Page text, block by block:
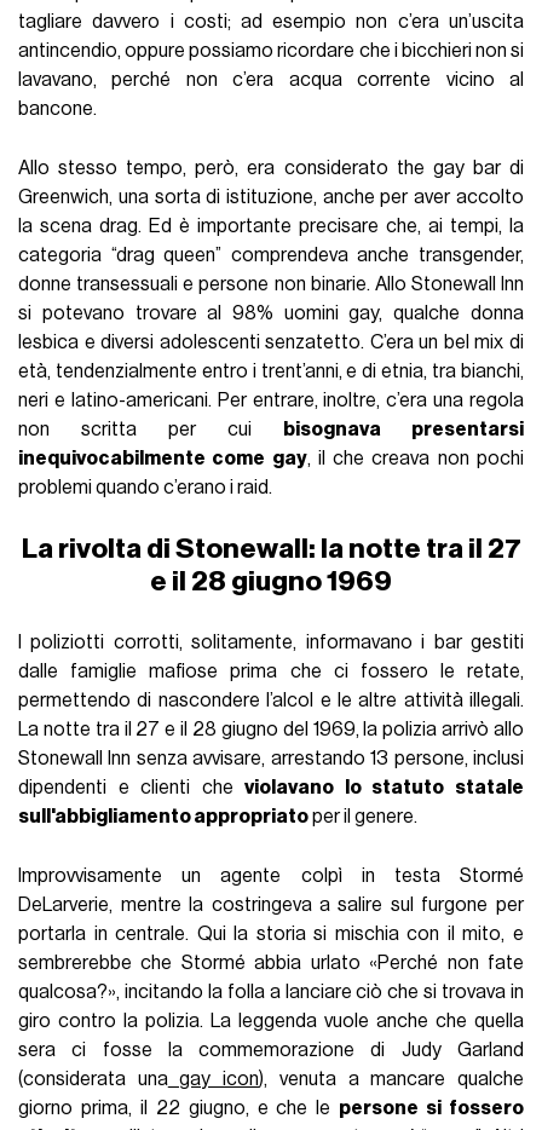
tagliare davvero i costi; ad esempio non c’era un’uscita
antincendio, oppure possiamo ricordare che i bicchieri non si
lavavano, perché non c’era acqua corrente vicino al
bancone.
Allo stesso tempo, però, era considerato the gay bar di
Greenwich, una sorta di istituzione, anche per aver accolto
la scena drag. Ed è importante precisare che, ai tempi, la
categoria “drag queen” comprendeva anche transgender,
donne transessuali e persone non binarie. Allo Stonewall Inn
si potevano trovare al 98% uomini gay, qualche donna
lesbica e diversi adolescenti senzatetto. C’era un bel mix di
età, tendenzialmente entro i trent’anni, e di etnia, tra bianchi,
neri e latino-americani. Per entrare, inoltre, c’era una regola
non scritta per cui
bisognava presentarsi
inequivocabilmente come gay, il che creava non pochi
problemi quando c’erano i raid.
La rivolta di Stonewall: la notte tra il 27
e il 28 giugno 1969
I poliziotti corrotti, solitamente, informavano i bar gestiti
dalle famiglie mafiose prima che ci fossero le retate,
permettendo di nascondere l’alcol e le altre attività illegali.
La notte tra il 27 e il 28 giugno del 1969, la polizia arrivò allo
Stonewall Inn senza avvisare, arrestando 13 persone, inclusi
dipendenti e clienti che violavano lo statuto statale
sull'abbigliamento appropriatoper il genere.
Improvvisamente un agente colpì in testa Stormé
DeLarverie, mentre la costringeva a salire sul furgone per
portarla in centrale. Qui la storia si mischia con il mito, e
sembrerebbe che Stormé abbia urlato «Perché non fate
qualcosa?», incitando la folla a lanciare ciò che si trovava in
giro contro la polizia. La leggenda vuole anche che quella
sera ci fosse la commemorazione di Judy Garland
(considerata unagay icon), venuta a mancare qualche
giorno prima, il 22 giugno, e che le persone si fossero